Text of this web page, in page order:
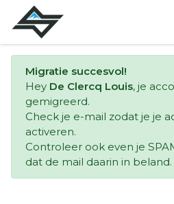
Migratie succesvol!
Hey De Clercq Louis, je
gemigreerd.
Check je e-mail zodat je je
activeren.
Controleer ook even je
dat de mail daarin in beland.